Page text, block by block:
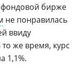
фондовой бирже
не понравилась
ввиду
же время, курс
1,1%.